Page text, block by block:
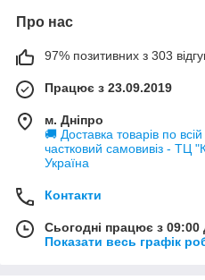
Про нас
97% позитивних з 303
Працює з 23.09.2019
м. Дніпро
🚚 Доставка товарів по всій
частковий самовивіз - ТЦ
Україна
Контакти
Сьогодні працює з 09:00
Показати весь графік